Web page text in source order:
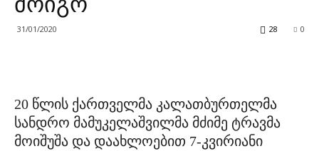
31/01/2020 0
28
20 წლის ქართველმა კალათბურთელმა
სანდრო მამუკელაშვილმა მძიმე ტრავმა
მოიშუშა და დაახლოებით 7-კვირიანი